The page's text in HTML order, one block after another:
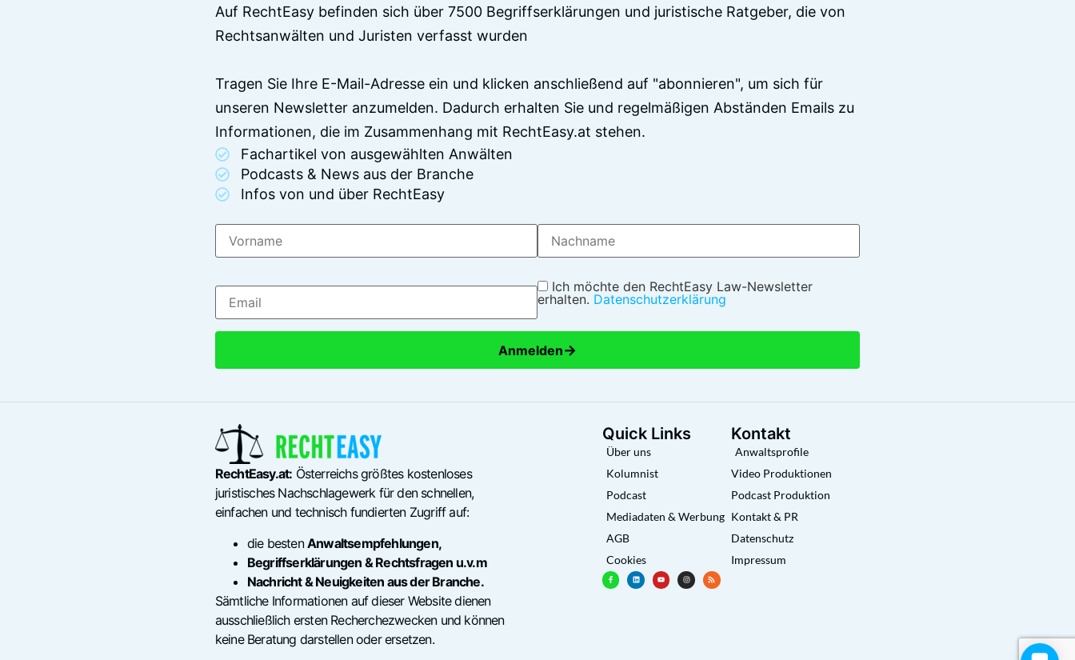
Auf RechtEasy befinden sich über 7500 Begriffserklärungen und juristische Ratgeber, die von
Rechtsanwälten und Juristen verfasst wurden
Tragen Sie Ihre E-Mail-Adresse ein und klicken anschließend auf "abonnieren", um sich für
unseren Newsletter anzumelden. Dadurch erhalten Sie und regelmäßigen Abständen Emails zu
Informationen, die im Zusammenhang mit RechtEasy.at stehen.
Fachartikel von ausgewählten Anwälten
Podcasts & News aus der Branche
Infos von und über RechtEasy
Ich möchte den RechtEasy Law-Newsletter
erhalten. Datenschutzerklärung
Anmelden→
RechtEasy.at: Österreichs größtes kostenloses
juristisches Nachschlagewerk für den schnellen,
einfachen und technisch fundierten Zugriff auf:
die bestenAnwaltsempfehlungen,
Begriffserklärungen & Rechtsfragen u.v.m
Nachricht & Neuigkeiten aus der Branche.
Sämtliche Informationen auf dieser Website dienen
ausschließlich ersten Recherchezwecken und können
keine Beratung darstellen oder ersetzen.
Quick Links
Über uns
Kolumnist
Podcast
Mediadaten & Werbung
AGB
Cookies
Kontakt
Anwaltsprofile
Video Produktionen
Podcast Produktion
Kontakt & PR
Datenschutz
Impressum